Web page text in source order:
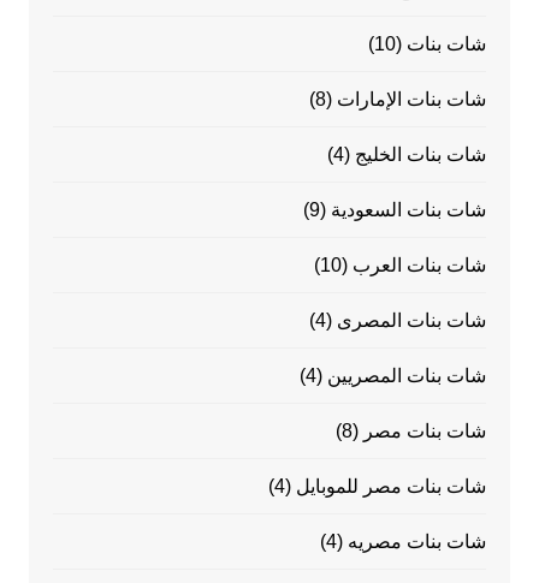
شات بنات (10)
شات بنات الإمارات (8)
شات بنات الخليج (4)
شات بنات السعودية (9)
شات بنات العرب (10)
شات بنات المصرى (4)
شات بنات المصريين (4)
شات بنات مصر (8)
شات بنات مصر للموبايل (4)
شات بنات مصريه (4)